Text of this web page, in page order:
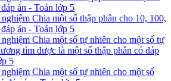
án - Toán lớp 5
Chia một số thập phân cho 10, 100,
án - Toán lớp 5
Chia một số tự nhiên cho một số tự
tìm được là một số thập phân có đáp
5
Chia một số tự nhiên cho một số